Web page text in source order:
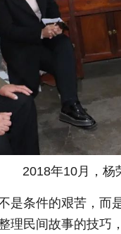
2018年10月，杨
是条件的艰苦，而
理民间故事的技巧